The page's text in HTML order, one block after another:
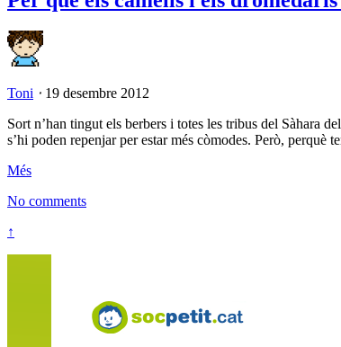
Toni ⋅ 19 desembre 2012
Sort n’han tingut els berbers i totes les tribus del Sàhara
s’hi poden repenjar per estar més còmodes. Però,
Més
No comments
↑